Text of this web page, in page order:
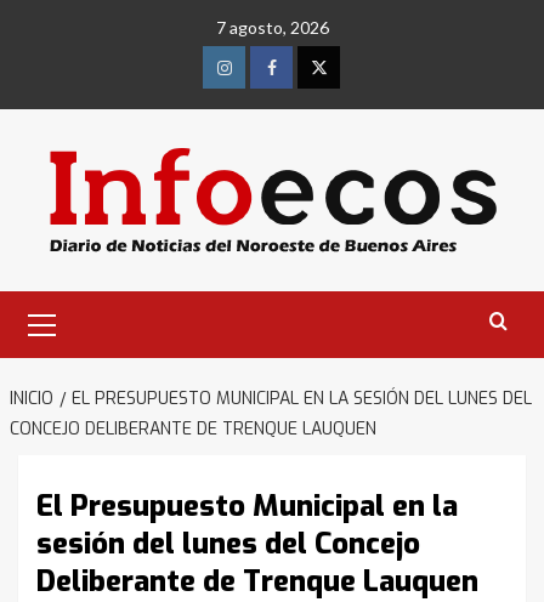
7 agosto, 2026
InstagramFacebookTwitter
primario
INICIO
EL PRESUPUESTO MUNICIPAL EN LA SESIÓN DEL LUNES DEL
CONCEJO DELIBERANTE DE TRENQUE LAUQUEN
El Presupuesto Municipal en la
sesión del lunes del Concejo
Deliberante de Trenque Lauquen